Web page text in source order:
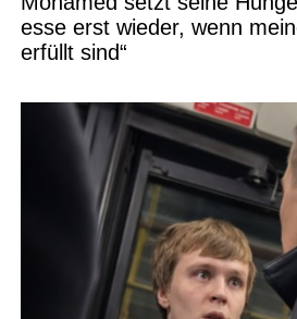
esse erst wieder, wenn
erfüllt sind“